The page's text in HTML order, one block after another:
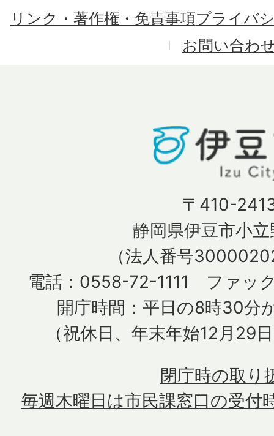
リンク・著作権・免責事項プライバ
お問い合わ
〒410-
静岡県伊豆市小
（法人番号
電話：0558-72-1111 ファッ
開庁時間：平日の8時30分
（祝休日、年末年始12月29
毎週木曜日は市民課窓口の受付
閉庁時の取り